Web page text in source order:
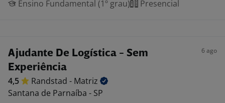
Ensino Fundamental (1º grau)
Presencial
Ajudante De Logística - Sem
Experiência
6 ago
4,5 Randstad - Matriz
Santana de Parnaíba - SP